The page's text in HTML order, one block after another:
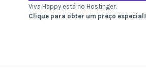
Viva Happy está no Hostinger.
Clique para obter um preço especial!